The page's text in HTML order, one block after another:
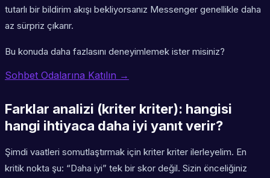
tutarlı bir bildirim akışı bekliyorsanız Messenger genellikle daha
az sürpriz çıkarır.
Bu konuda daha fazlasını deneyimlemek ister misiniz?
Sohbet Odalarına Katılın →
Farklar analizi (kriter kriter): hangisi
hangi ihtiyaca daha iyi yanıt verir?
Şimdi vaatleri somutlaştırmak için kriter kriter ilerleyelim. En
kritik nokta şu: “Daha iyi” tek bir skor değil. Sizin önceliğiniz